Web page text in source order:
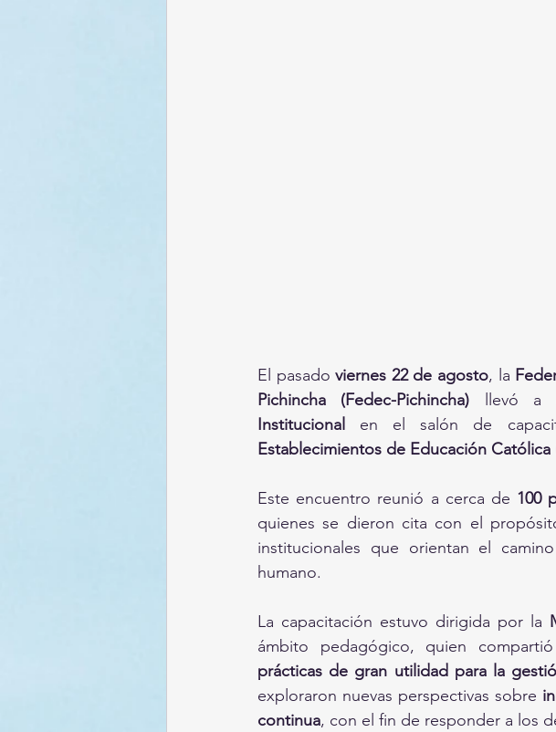
El pasado viernes 22 de agosto, la
Pichincha (Fedec-Pichincha) llevó a
Institucional en el salón de
Establecimientos de Educación Católica
Este encuentro reunió a cerca de 100
quienes se dieron cita con el
institucionales que orientan el
humano.
La capacitación estuvo dirigida por la
ámbito pedagógico, quien
prácticas de gran utilidad para la
exploraron nuevas perspectivas sobre
continua, con el fin de responder a los